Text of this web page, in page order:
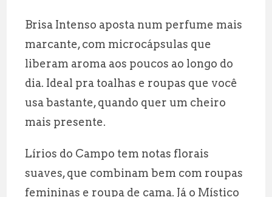
Brisa Intenso aposta num perfume mais
marcante, com microcápsulas que
liberam aroma aos poucos ao longo do
dia. Ideal pra toalhas e roupas que você
usa bastante, quando quer um cheiro
mais presente.
Lírios do Campo tem notas florais
suaves, que combinam bem com roupas
femininas e roupa de cama. Já o Místico